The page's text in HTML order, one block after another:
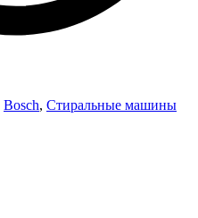
Bosch, Стиральные машины